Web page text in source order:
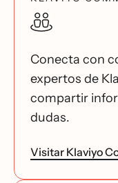
Conecta con
expertos de
compartir
dudas.
Visitar Klaviyo